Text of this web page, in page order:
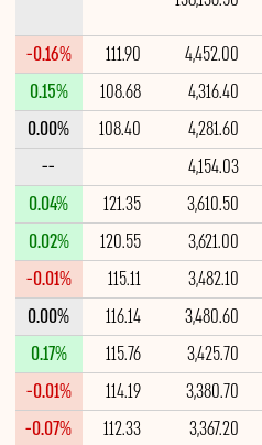
4,452.00
111.90
-0.16%
4,316.40
108.68
0.15%
4,281.60
108.40
0.00%
4,154.03
--
3,610.50
121.35
0.04%
3,621.00
120.55
0.02%
3,482.10
115.11
-0.01%
3,480.60
116.14
0.00%
3,425.70
115.76
0.17%
3,380.70
114.19
-0.01%
3,367.20
112.33
-0.07%